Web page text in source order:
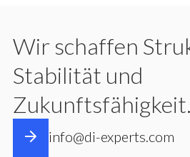
Wir schaffen
Stabilität und
Zukunftsfähigkeit.
info@di-experts.com